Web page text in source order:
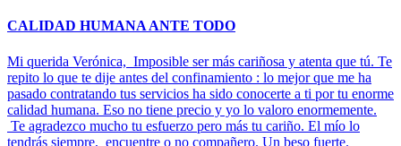
CALIDAD HUMANA ANTE TODO
Mi querida Verónica, Imposible ser más cariñosa y atenta que tú. Te
repito lo que te dije antes del confinamiento : lo mejor que me ha
pasado contratando tus servicios ha sido conocerte a ti por tu enorme
calidad humana. Eso no tiene precio y yo lo valoro enormemente.
Te agradezco mucho tu esfuerzo pero más tu cariño. El mío lo
tendrás siempre, encuentre o no compañero. Un beso fuerte.